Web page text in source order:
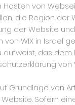
Hosten von
die Region
der Website
WIX in Israel
das
von
Grundlage von
Sofern